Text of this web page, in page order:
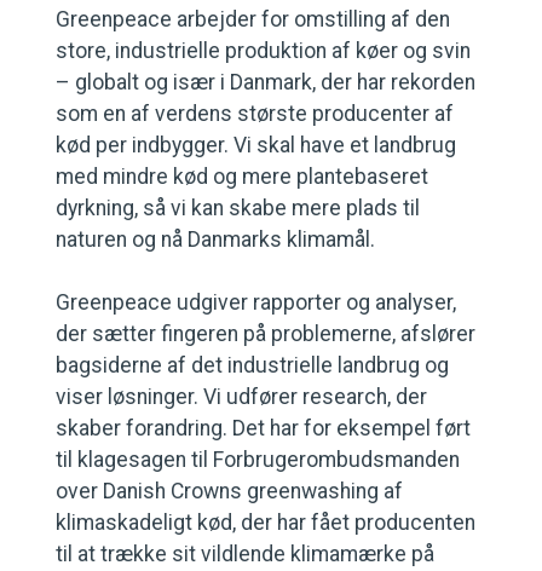
Greenpeace arbejder for omstilling af den
store, industrielle produktion af køer og svin
– globalt og især i Danmark, der har rekorden
som en af verdens største producenter af
kød per indbygger. Vi skal have et landbrug
med mindre kød og mere plantebaseret
dyrkning, så vi kan skabe mere plads til
naturen og nå Danmarks klimamål.
Greenpeace udgiver rapporter og analyser,
der sætter fingeren på problemerne, afslører
bagsiderne af det industrielle landbrug og
viser løsninger. Vi udfører research, der
skaber forandring. Det har for eksempel ført
til klagesagen til Forbrugerombudsmanden
over Danish Crowns greenwashing af
klimaskadeligt kød, der har fået producenten
til at trække sit vildlende klimamærke på